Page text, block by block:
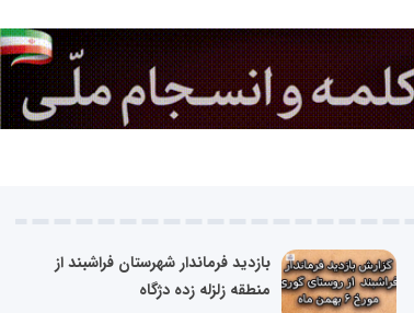
بازدید فرماندار شهرستان فراشبند از
منطقه زلزله زده دژگاه